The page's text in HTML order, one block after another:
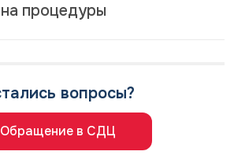
процедуры
вопросы?
Обращение в СДЦ